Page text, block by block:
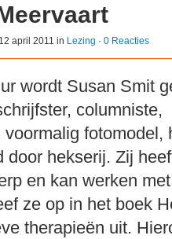
april 2011 in Lezing · 0 Reacties
wordt Susan Smit
columniste,
fotomodel,
door hekserij. Zij
en kan werken
ze op in het boek
therapieën uit.